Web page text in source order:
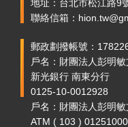
地址：台北市松江路9
聯絡信箱：
郵政劃撥帳號：
戶名：財團法人彭明
新光銀行 南東分行
0125-10-0012928
戶名：財團法人彭明
ATM ( 103 )